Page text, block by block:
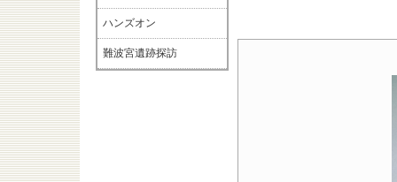
ハンズオン
難波宮遺跡探訪